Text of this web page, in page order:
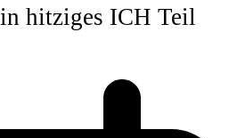
hitziges ICH Teil